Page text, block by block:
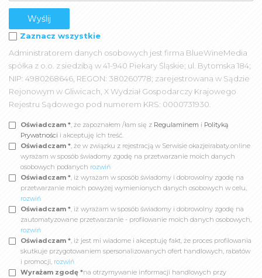
Zaznacz wszystkie
Administratorem danych osobowych jest firma BlueWineMedia
spółka z o.o. z siedzibą w 41-940 Piekary Śląskie; ul. Bytomska 184;
NIP: 4980268646, REGON: 380260778; zarejestrowana w Sądzie
Rejonowym w Gliwicach, X Wydział Gospodarczy Krajowego
Rejestru Sądowego pod numerem KRS: 0000731930.
Oświadczam *, że zapoznałem /łam się z Regulaminem i Polityką
Prywatności i akceptuję ich treść.
Oświadczam *, że w związku z rejestracją w Serwisie okazjeirabaty.online
wyrażam w sposób świadomy zgodę na przetwarzanie moich danych
osobowych podanych rozwiń
Oświadczam *, iż wyrażam w sposób świadomy i dobrowolny zgodę na
przetwarzanie moich powyżej wymienionych danych osobowych w celu,
rozwiń
Oświadczam *, iż wyrażam w sposób świadomy i dobrowolny zgodę na
zautomatyzowane przetwarzanie - profilowanie moich danych osobowych,
rozwiń
Oświadczam *, iż jest mi wiadome i akceptuję fakt, że proces profilowania
skutkuje przygotowaniem spersonalizowanych ofert handlowych, rabatów
i promocji, rozwiń
Wyrażam zgodę *na otrzymywanie informacji handlowych przy